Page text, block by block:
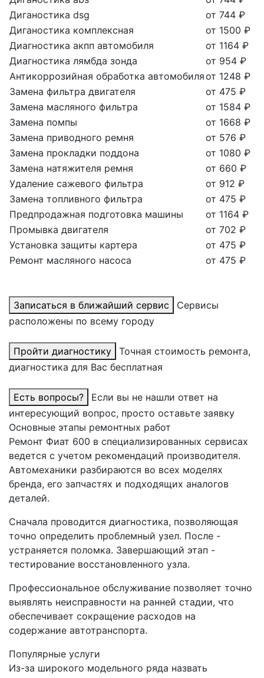
Диганостика dsg
от 744 ₽
Диганостика комплексная
от 1500 ₽
Диагностика акпп автомобиля
от 1164 ₽
Диагностика лямбда зонда
от 954 ₽
Антикоррозийная обработка автомобиляот 1248 ₽
Замена фильтра двигателя
от 475 ₽
Замена масляного фильтра
от 1584 ₽
Замена помпы
от 1668 ₽
Замена приводного ремня
от 576 ₽
Замена прокладки поддона
от 1080 ₽
Замена натяжителя ремня
от 660 ₽
Удаление сажевого фильтра
от 912 ₽
Замена топливного фильтра
от 475 ₽
Предпродажная подготовка машины
от 1164 ₽
Промывка двигателя
от 702 ₽
Установка защиты картера
от 475 ₽
Ремонт масляного насоса
от 475 ₽
Записаться в ближайший сервис
Сервисы
расположены по всему городу
Пройти диагностику
Точная стоимость ремонта,
диагностика для Вас бесплатная
Есть вопросы?
Если вы не нашли ответ на
интересующий вопрос, просто оставьте заявку
Основные этапы ремонтных работ
Ремонт Фиат 600 в специализированных сервисах
ведется с учетом рекомендаций производителя.
Автомеханики разбираются во всех моделях
бренда, его запчастях и подходящих аналогов
деталей.
Сначала проводится диагностика, позволяющая
точно определить проблемный узел. После -
устраняется поломка. Завершающий этап -
тестирование восстановленного узла.
Профессиональное обслуживание позволяет точно
выявлять неисправности на ранней стадии, что
обеспечивает сокращение расходов на
содержание автотранспорта.
Популярные услуги
Из-за широкого модельного ряда назвать